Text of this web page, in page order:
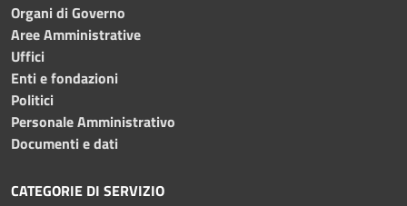
Organi di Governo
Aree Amministrative
Uffici
Enti e fondazioni
Politici
Personale Amministrativo
Documenti e dati
CATEGORIE DI SERVIZIO